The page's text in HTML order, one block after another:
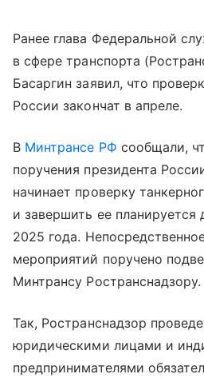
Ранее глава Федеральной
в сфере транспорта
Басаргин заявил, что
России закончат в апреле.
В Минтрансе РФ сообщали,
поручения президента
начинает проверку
и завершить ее планируется
2025 года.
мероприятий поручено
Минтрансу Ространснадзору.
Так, Ространснадзор
юридическими лицами и
предпринимателями